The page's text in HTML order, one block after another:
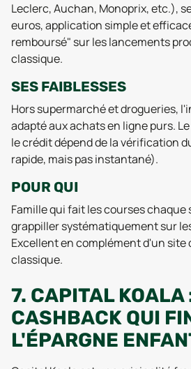
Leclerc, Auchan, Monoprix, etc.),
euros, application simple et
remboursé" sur les lancements
classique.
SES FAIBLESSES
Hors supermarché et drogueries,
adapté aux achats en ligne purs.
le crédit dépend de la vérification
rapide, mais pas instantané).
POUR QUI
Famille qui fait les courses chaque
grappiller systématiquement sur
Excellent en complément d'un site
classique.
7. CAPITAL KOALA
CASHBACK QUI
L'ÉPARGNE